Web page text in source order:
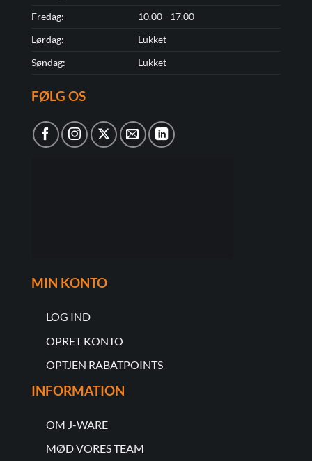
Fredag:
10.00 - 17.00
Lørdag:
Lukket
Søndag:
Lukket
FØLG OS
MIN KONTO
LOG IND
OPRET KONTO
OPTJEN RABATPOINTS
INFORMATION
OM J-WARE
MØD VORES TEAM